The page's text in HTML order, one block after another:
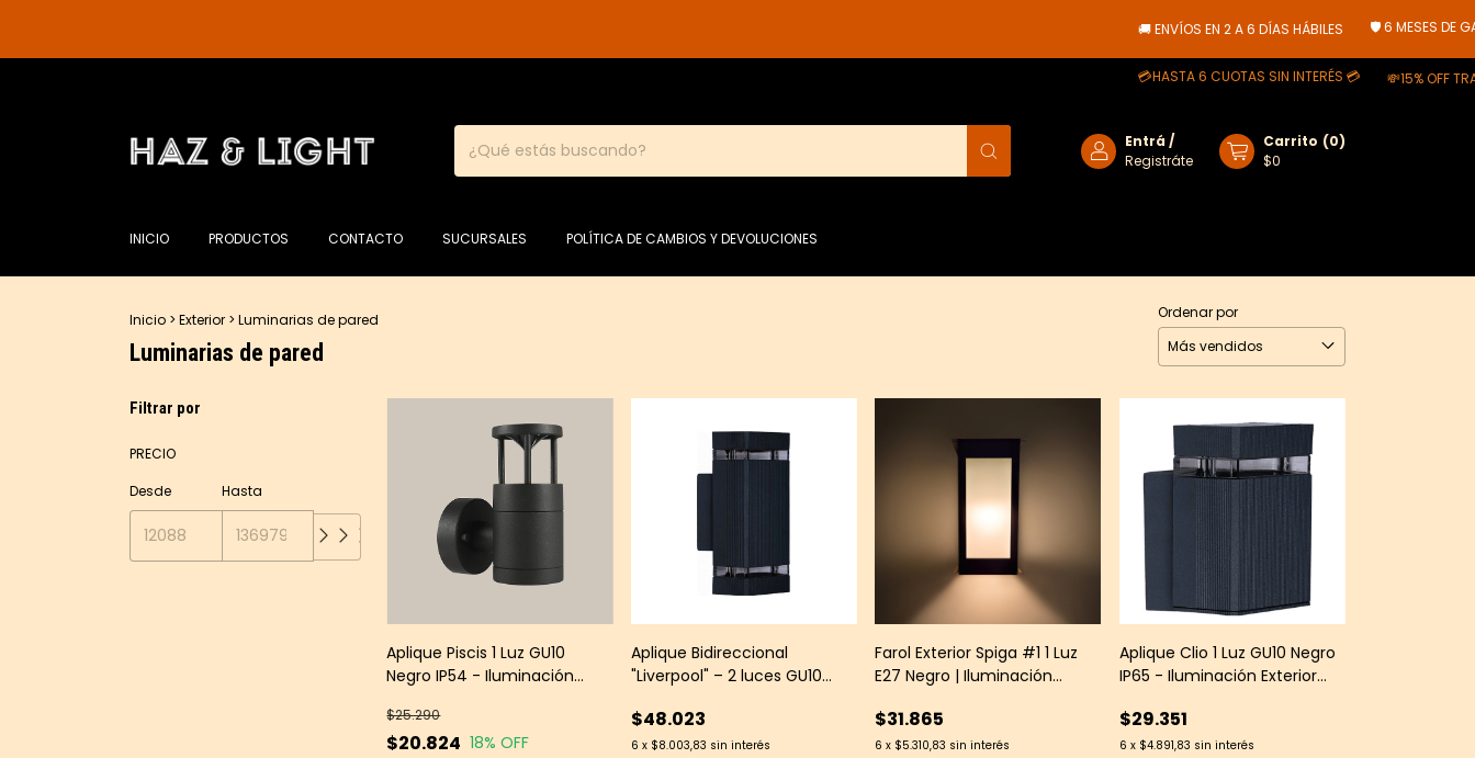
🚚 ENVÍOS EN 2 A 6 DÍAS HÁBILES 🛡️ 6 MESES DE GARANTÍA
💳HASTA 6 CUOTAS SIN INTERÉS 💳 💸15% OFF
Entrá/
Registráte
Carrito (0)
$0
INICIO PRODUCTOS CONTACTO SUCURSALES POLÍTICA DE CAMBIOS Y DEVOLUCIONES
Inicio > Exterior > Luminarias de pared
Luminarias de pared
Ordenar por
Filtrar por
PRECIO
Desde
Hasta
Aplique Piscis 1 Luz GU10
Negro IP54 - Iluminación
$20.824
$25.290
18% OFF
Aplique Bidireccional
"Liverpool" – 2 luces GU10
$48.023
6 x $8.003,83 sin interés
Farol Exterior Spiga #1 1 Luz
E27 Negro | Iluminación
Faroles
$31.865
6 x $5.310,83 sin interés
Aplique Clio 1 Luz GU10 Negro
IP65 - Iluminación Exterior
$29.351
6 x $4.891,83 sin interés